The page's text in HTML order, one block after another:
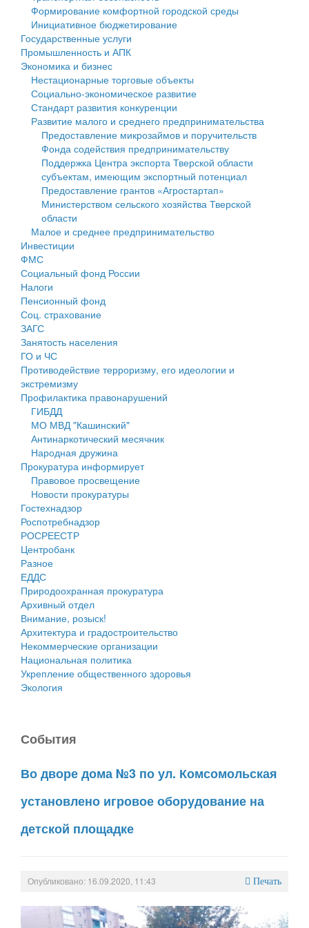
Государственные услуги
Промышленность и АПК
Экономика и бизнес
Символика
Устав
Гостям округа
Туризм
Культура
Образование
Здравоохранение
Социальная защита
Фотоальбом
муниципального округа Тверской области
Администрация Кашинского муниципального округа
Тверской области
Управление сельскими территориями
Открытые данные
Работа с обращениями граждан
Муниципальный контроль
Муниципальные услуги
Проекты административных регламентов
Антимонопольный комплаенс
Противодействие коррупции
Финансовое управление
Бюджет для граждан
Имущество
Выявление правообладателей ранее учтенных
объектов недвижимости
Имущественная поддержка субъектов малого и
среднего предпринимательства
Информационная поддержка субъектов малого и
среднего предпринимательства
Муниципальные программы
Контрольно-счетная палата
Персональные данные
Оценка регулирующего воздействия
Деятельность МУ
Нормативы градостроительного проектирования
Правила землепользования и застройки
Генеральные планы
Проекты планировки территории
Собрание депутатов
Городское поселение
Сельские поселения
Формирование комфортной городской среды
Инициативное бюджетирование
Государственные услуги
Промышленность и АПК
Экономика и бизнес
Нестационарные торговые объекты
Социально-экономическое развитие
Стандарт развития конкуренции
Развитие малого и среднего предпринимательства
Предоставление микрозаймов и поручительств
Фонда содействия предпринимательству
Поддержка Центра экспорта Тверской области
субъектам, имеющим экспортный потенциал
Предоставление грантов «Агростартап»
Министерством сельского хозяйства Тверской
области
Малое и среднее предпринимательство
Инвестиции
ФМС
Социальный фонд России
Налоги
Пенсионный фонд
Соц. страхование
ЗАГС
Занятость населения
ГО и ЧС
Противодействие терроризму, его идеологии и
экстремизму
Профилактика правонарушений
ГИБДД
МО МВД "Кашинский"
Антинаркотический месячник
Народная дружина
Прокуратура информирует
Правовое просвещение
Новости прокуратуры
Гостехнадзор
Роспотребнадзор
РОСРЕЕСТР
Центробанк
Разное
ЕДДС
Природоохранная прокуратура
Архивный отдел
Внимание, розыск!
Архитектура и градостроительство
Некоммерческие организации
Национальная политика
Укрепление общественного здоровья
Экология
События
Во дворе дома №3 по ул. Комсомольская
установлено игровое оборудование на
детской площадке
Опубликовано: 16.09.2020, 11:43 Печать